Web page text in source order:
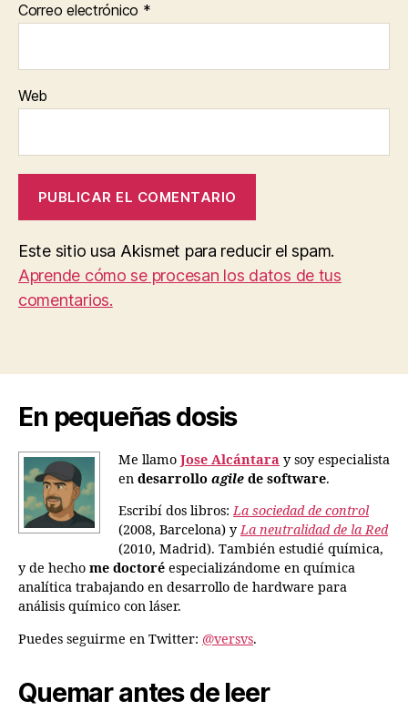
Correo electrónico *
Web
Este sitio usa Akismet para reducir el spam.
Aprende cómo se procesan los datos de tus
comentarios.
En pequeñas dosis
Me llamo Jose Alcántara y soy especialista
en desarrollo agile de software.
Escribí dos libros:La sociedad de control
(2008, Barcelona) yLa neutralidad de la Red
(2010, Madrid). También estudié química,
y de hecho me doctoré especializándome en química
analítica trabajando en desarrollo de hardware para
análisis químico con láser.
Puedes seguirme en Twitter: @versvs.
Quemar antes de leer